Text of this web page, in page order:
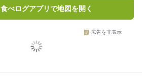
食べログアプリで地図を開く
広告を非表示